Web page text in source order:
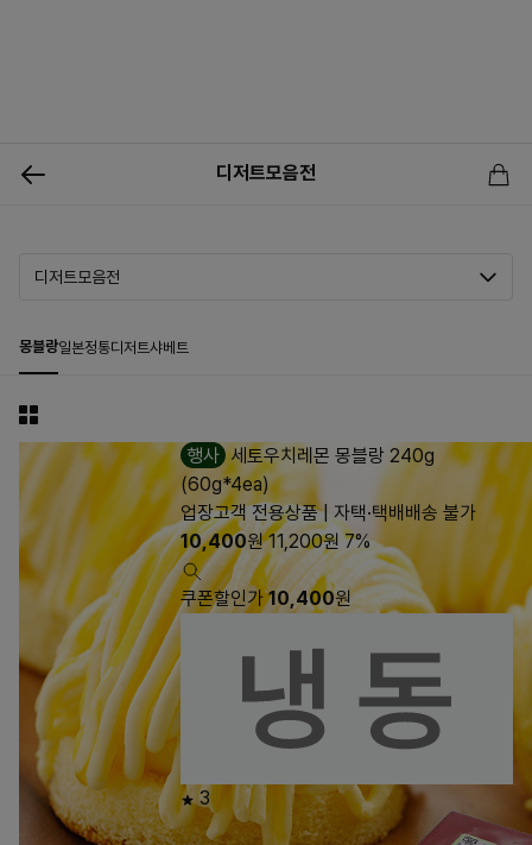
디저트모음전
몽블랑일본정통디저트샤베트
행사 세토우치레몬 몽블랑 240g
(60g*4ea)
업장고객 전용상품 | 자택·택배배송 불가
10,400원 11,200원 7%
쿠폰할인가10,400원
3